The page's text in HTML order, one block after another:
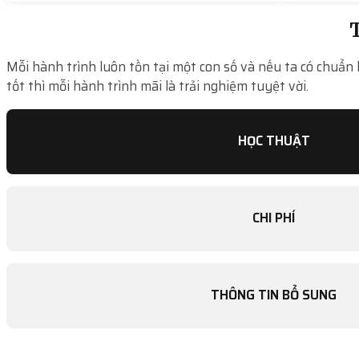
Mỗi hành trình luôn tồn tại một con số và nếu ta có chuẩn
tốt thì mỗi hành trình mãi là trải nghiệm tuyệt vời.
HỌC THUẬT
CHI PHÍ
THÔNG TIN BỔ SUNG